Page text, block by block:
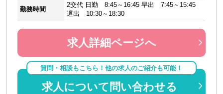
勤務時間
2交代 日勤 8:45～16:45 早出 7:45～15:45
遅出 10:30～18:30
求人詳細ページへ
質問・相談もこちら！他の求人のご紹介も可能！
求人について問い合わせる